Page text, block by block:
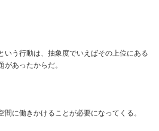
いう行動は、抽象度でいえばその上位にある
あったからだ。
に働きかけることが必要になってくる。